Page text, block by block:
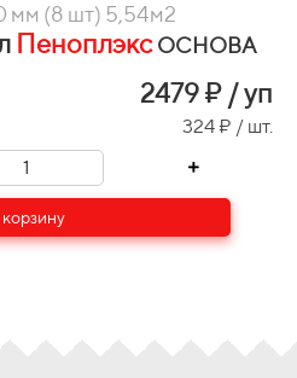
мм (8 шт) 5,54м2
Пеноплэкс ОСНОВА
2479₽ / уп
324 ₽ / шт.